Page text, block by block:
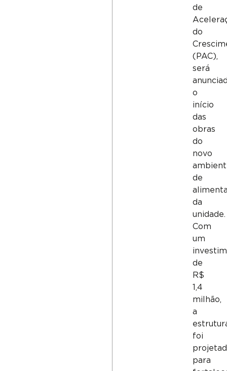
de
do
(PAC),
será
o
início
das
obras
do
novo
de
da
unidade.
Com
um
de
R$
1,4
milhão,
a
foi
para